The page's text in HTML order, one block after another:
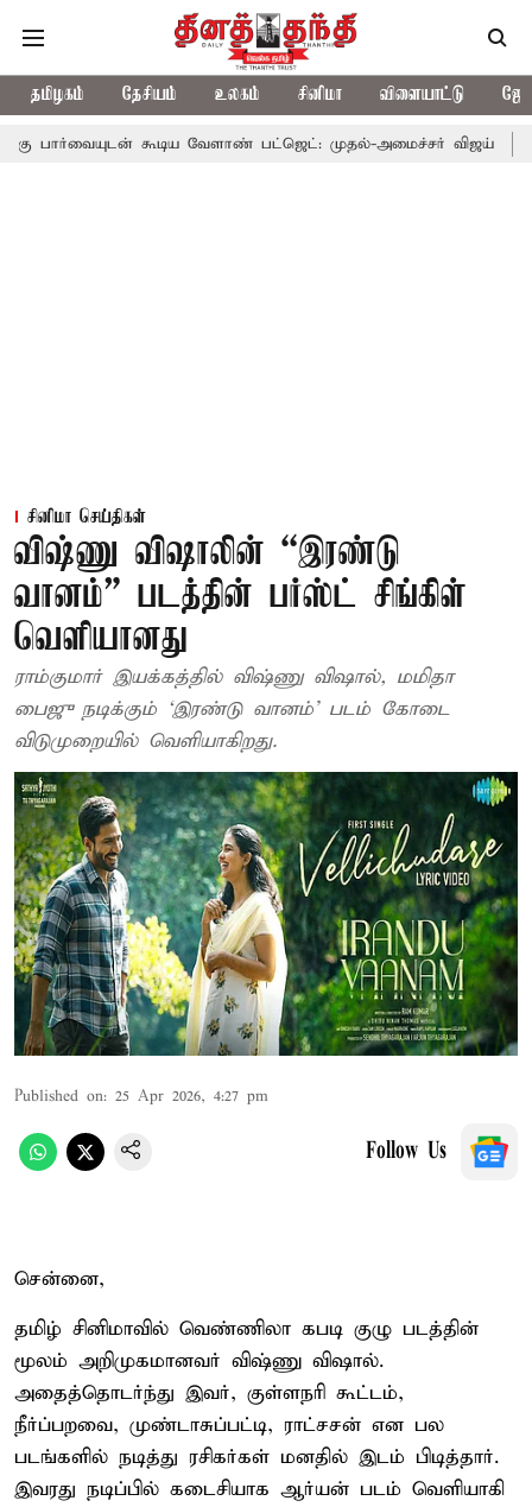
தமிழகம் தேசியம் உலகம் சினிமா விளையாட்டு
கூடிய வேளாண் பட்ஜெட்: முதல்-அமைச்சர் விஜய் தமிழக
சினிமா செய்திகள்
விஷ்ணு விஷாலின் “இரண்டு
வானம்” படத்தின் பர்ஸ்ட் சிங்கிள்
வெளியானது
ராம்குமார் இயக்கத்தில் விஷ்ணு விஷால், மமிதா
பைஜு நடிக்கும் ‘இரண்டு வானம்’ படம் கோடை
விடுமுறையில் வெளியாகிறது.
Published on: 25 Apr 2026, 4:27 pm
Follow Us
சென்னை,
தமிழ் சினிமாவில் வெண்ணிலா கபடி குழு படத்தின்
மூலம் அறிமுகமானவர் விஷ்ணு விஷால்.
அதைத்தொடர்ந்து இவர், குள்ளநரி கூட்டம்,
நீர்ப்பறவை, முண்டாசுப்பட்டி, ராட்சசன் என பல
படங்களில் நடித்து ரசிகர்கள் மனதில் இடம் பிடித்தார்.
இவரது நடிப்பில் கடைசியாக ஆர்யன் படம் வெளியாகி